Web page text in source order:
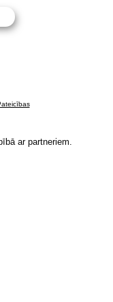
ar partneriem.